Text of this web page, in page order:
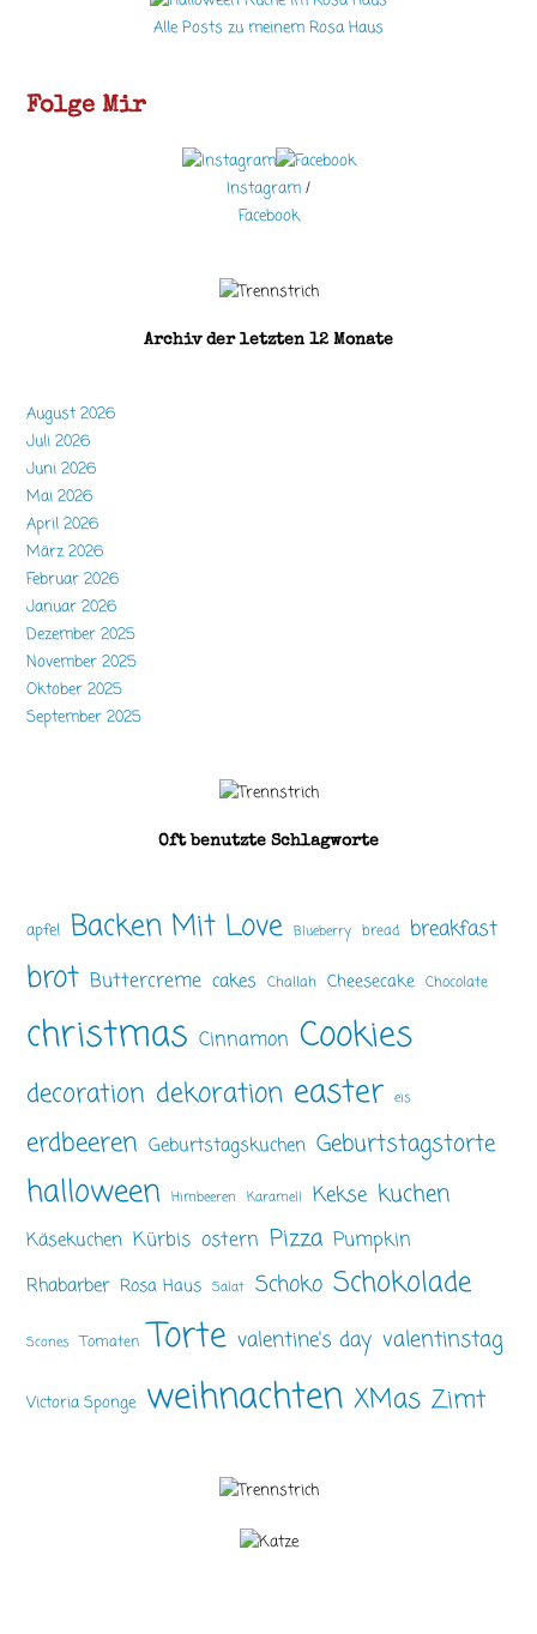
Alle Posts zu meinem Rosa Haus
Folge Mir
Instagram /
Facebook
Archiv der letzten 12 Monate
August 2026
Juli 2026
Juni 2026
Mai 2026
April 2026
März 2026
Februar 2026
Januar 2026
Dezember 2025
November 2025
Oktober 2025
September 2025
Oft benutzte Schlagworte
apfel Backen Mit Love Blueberry bread breakfast
brot Buttercreme cakes Challah Cheesecake Chocolate
christmas Cinnamon Cookies
decoration dekoration easter eis
erdbeeren Geburtstagskuchen Geburtstagstorte
halloween Himbeeren Karamell Kekse kuchen
Käsekuchen Kürbis ostern Pizza Pumpkin
Rhabarber Rosa Haus Salat Schoko Schokolade
Scones Tomaten Torte valentine's day valentinstag
Victoria Sponge weihnachten XMas Zimt